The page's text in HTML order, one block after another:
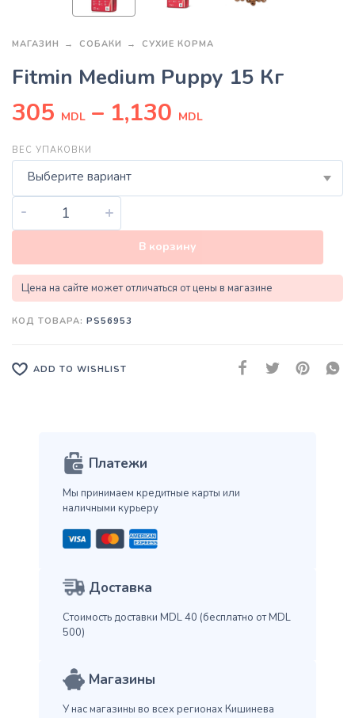
МАГАЗИН СОБАКИ СУХИЕ КОРМА
Fitmin Medium Puppy 15 Кг
305 MDL – 1,130 MDL
ВЕС УПАКОВКИ
Выберите вариант
- +
В корзину
Цена на сайте может отличаться от цены в магазине
КОД ТОВАРА: PS56953
ADD TO WISHLIST
Платежи
Мы принимаем кредитные карты или
наличными курьеру
Доставка
Стоимость доставки MDL 40 (бесплатно от MDL
500)
Магазины
У нас магазины во всех регионах Кишинева